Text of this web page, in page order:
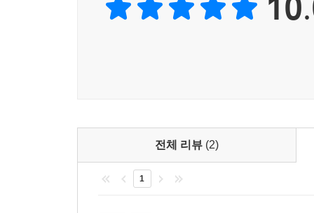
전체 리뷰 (2)
1